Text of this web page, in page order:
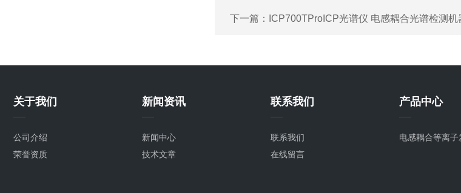
下一篇： ICP700TProICP光谱仪 电感耦合光谱检测机
关于我们
公司介绍
荣誉资质
新闻资讯
新闻中心
技术文章
联系我们
联系我们
在线留言
产品中心
电感耦合等离子